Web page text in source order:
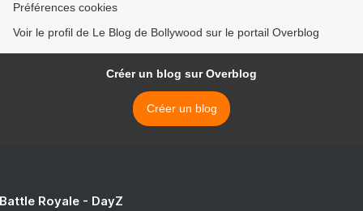
Préférences cookies
Voir le profil de Le Blog de Bollywood sur le portail Overblog
Créer un blog sur Overblog
Créer un blog
Royale - DayZ